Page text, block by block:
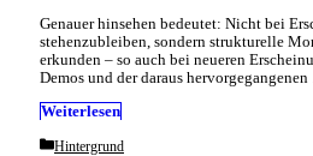
Genauer hinsehen bedeutet: Nicht bei
stehenzubleiben, sondern strukturelle
erkunden – so auch bei neueren
Demos und der daraus
Weiterlesen
Categories
Hintergrund